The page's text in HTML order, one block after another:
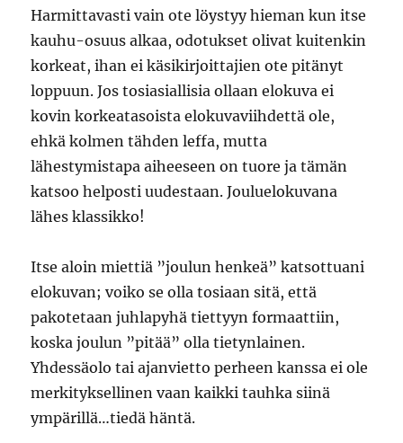
Harmittavasti vain ote löystyy hieman kun itse
kauhu-osuus alkaa, odotukset olivat kuitenkin
korkeat, ihan ei käsikirjoittajien ote pitänyt
loppuun. Jos tosiasiallisia ollaan elokuva ei
kovin korkeatasoista elokuvaviihdettä ole,
ehkä kolmen tähden leffa, mutta
lähestymistapa aiheeseen on tuore ja tämän
katsoo helposti uudestaan. Jouluelokuvana
lähes klassikko!
Itse aloin miettiä ”joulun henkeä” katsottuani
elokuvan; voiko se olla tosiaan sitä, että
pakotetaan juhlapyhä tiettyyn formaattiin,
koska joulun ”pitää” olla tietynlainen.
Yhdessäolo tai ajanvietto perheen kanssa ei ole
merkityksellinen vaan kaikki tauhka siinä
ympärillä…tiedä häntä.